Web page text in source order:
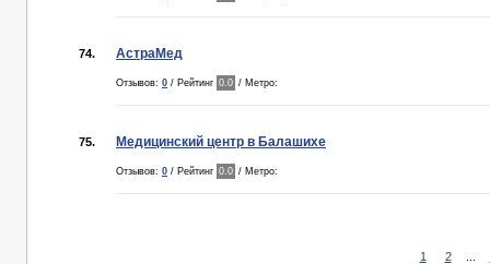
74. АстраМед
Отзывов: 0 / Рейтинг 0.0 / Метро:
75. Медицинский центр в Балашихе
Отзывов: 0 / Рейтинг 0.0 / Метро:
1 2